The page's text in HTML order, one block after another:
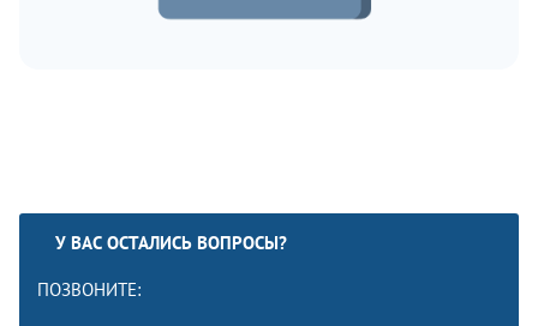
У ВАС ОСТАЛИСЬ ВОПРОСЫ?
ПОЗВОНИТЕ: